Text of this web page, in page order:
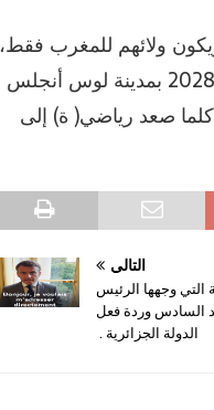
ولائهم للمغرب فقط،
لي اليقين أن المغاربة سينتشون في الألعاب الأولمبية القادمة (عام 2028 بمدينة لوس أنجلس
صعد رياضي( ة) إلى
التالي
التي وجهها الرئيس
السادس وردة فعل
الدولة الجزائرية .